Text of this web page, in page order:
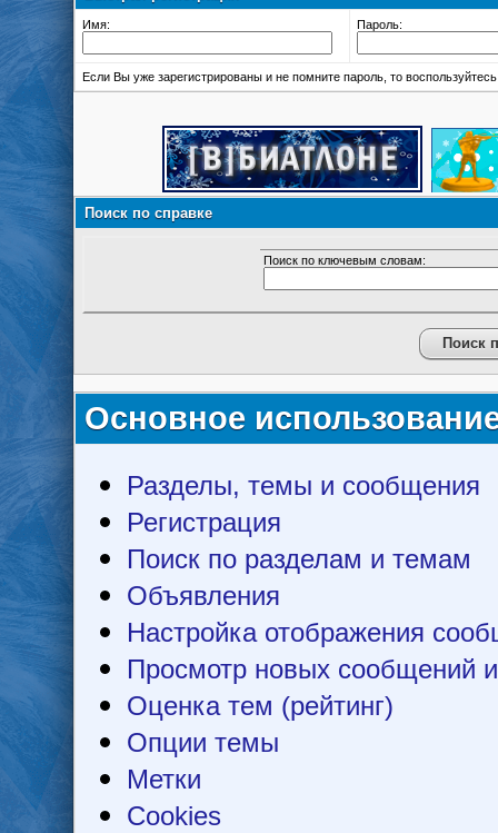
Имя: Пароль:
Если Вы уже зарегистрированы и не помните пароль, то
Поиск по справке
Поиск по ключевым словам:
Основное
Разделы, темы и сообщения
Регистрация
Поиск по разделам и темам
Объявления
Настройка отображения
Просмотр новых сообщений
Оценка тем (рейтинг)
Опции темы
Метки
Cookies